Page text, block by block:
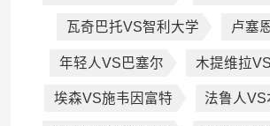
瓦奇巴托VS智利大学 卢塞
年轻人VS巴塞尔 木提维拉
埃森VS施韦因富特 法鲁人VS